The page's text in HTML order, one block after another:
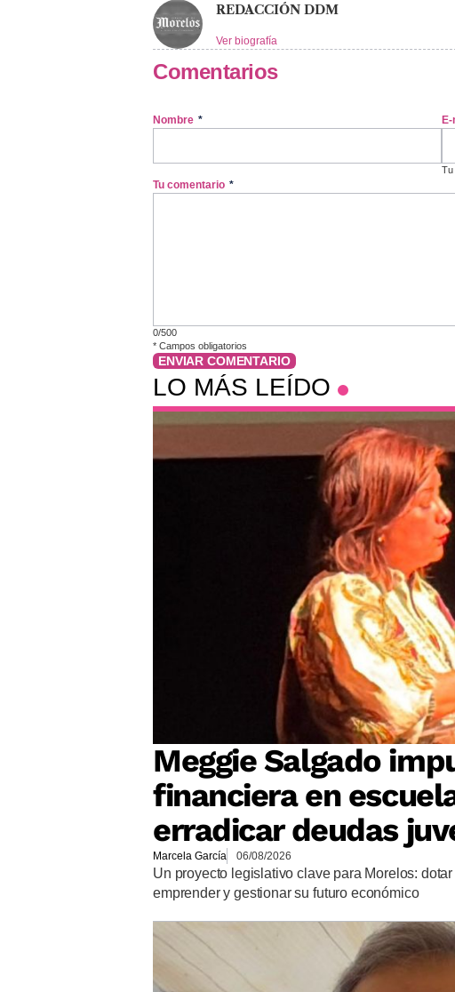
REDACCIÓN DDM
Ver biografía
Comentarios
Nombre *
Tu
Tu comentario *
0/500
* Campos obligatorios
ENVIAR COMENTARIO
LO MÁS LEÍDO
Meggie Salgado
financiera en
erradicar deudas
Marcela García 06/08/2026
Un proyecto legislativo clave para Morelos:
emprender y gestionar su futuro económico